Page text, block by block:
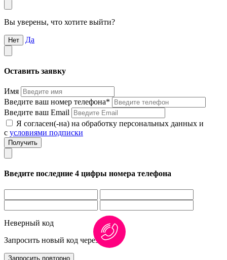
Вы уверены, что хотите выйти?
Нет Да
Оставить заявку
Имя
Введите ваш номер телефона*
Введите ваш Email
Я согласен(-на) на обработку персональных данных и
с условиями подписки
Введите последние 4 цифры номера телефона
Неверный код
Запросить новый код через 1:00
Запросить повторно